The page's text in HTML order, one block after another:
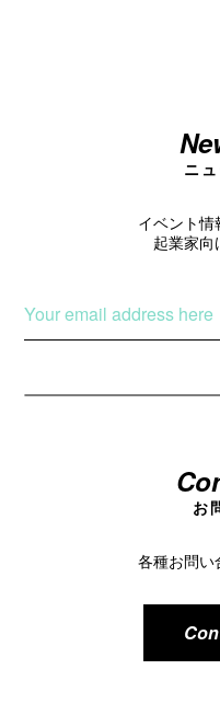
ニ
イベント情
起業家向
お
各種お問い